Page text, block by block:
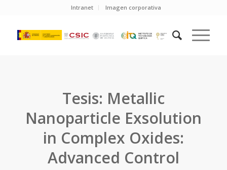
Intranet Imagen corporativa
Tesis: Metallic
Nanoparticle Exsolution
in Complex Oxides:
Advanced Control